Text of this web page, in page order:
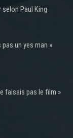
Paul King
un yes man »
faisais pas le film »